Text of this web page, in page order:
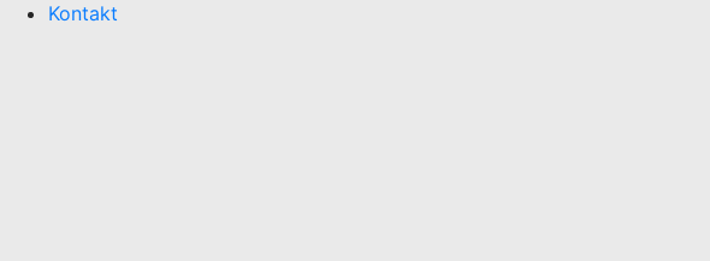
Kontakt